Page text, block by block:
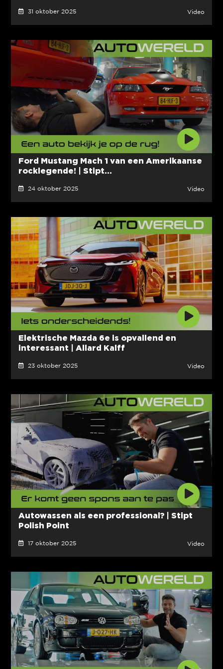
31 oktober 2025 Video
Ford Mustang Mach 1 van een Amerikaanse
rocklegende! | Stipt...
24 oktober 2025 Video
Elektrische Mazda 6e is opvallend en
interessant | Allard Kalff
23 oktober 2025 Video
Autowassen als een professional? | Stipt
Polish Point
17 oktober 2025 Video